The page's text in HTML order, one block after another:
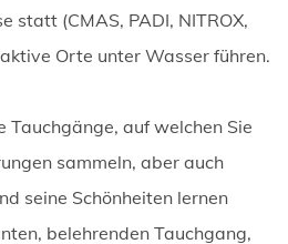
statt (CMAS, PADI, NITROX,
Orte unter Wasser führen.
Tauchgänge, auf welchen Sie
sammeln, aber auch
seine Schönheiten lernen
belehrenden Tauchgang,